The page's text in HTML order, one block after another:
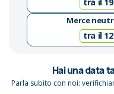
Merce
tra il
Hai una data
Parla subito con noi: